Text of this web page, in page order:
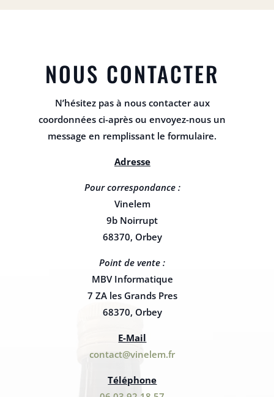
NOUS CONTACTER
N’hésitez pas à nous contacter aux
coordonnées ci-après ou envoyez-nous un
message en remplissant le formulaire.
Adresse
Pour correspondance :
Vinelem
9b Noirrupt
68370, Orbey
Point de vente :
MBV Informatique
7 ZA les Grands Pres
68370, Orbey
E-Mail
contact@vinelem.fr
Téléphone